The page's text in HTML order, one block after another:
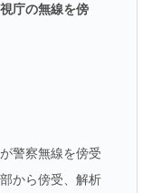
庁の無線を傍
警察無線を傍受
から傍受、解析